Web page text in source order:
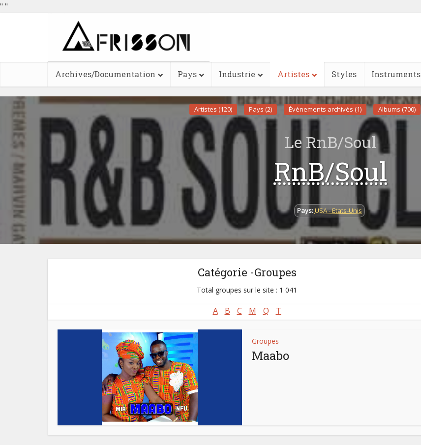
" "
Archives/Documentation Pays Industrie Artistes Styles Instruments
Artistes (120) Pays (2) Événements archivés (1) Albums (700)
Le RnB/Soul
RnB/Soul
Pays:USA - Etats-Unis
Catégorie -Groupes
Total groupes sur le site : 1 041
A B C M Q T
Groupes
Maabo